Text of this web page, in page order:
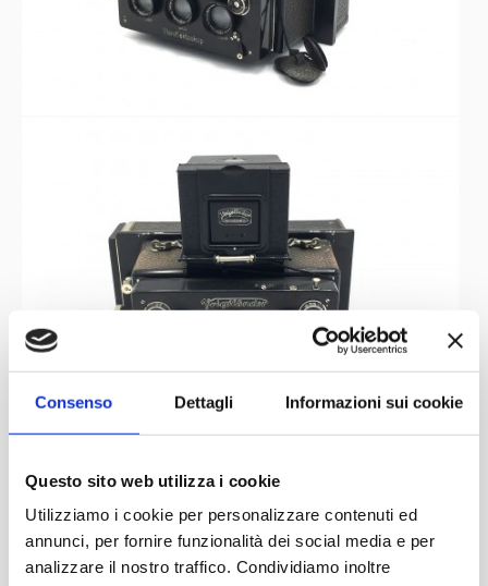
Consenso Dettagli Informazioni sui cookie
Questo sito web utilizza i cookie
Utilizziamo i cookie per personalizzare contenuti ed
annunci, per fornire funzionalità dei social media e per
analizzare il nostro traffico. Condividiamo inoltre